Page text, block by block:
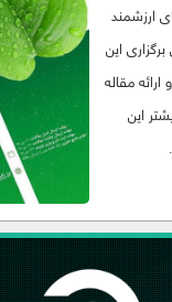
ارزشمند
این
مقاله
این